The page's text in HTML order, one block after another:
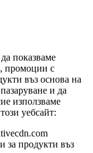
показваме
промоции с
въз основа на
и да
използваме
уебсайт:
за продукти въз